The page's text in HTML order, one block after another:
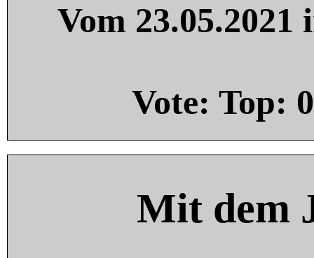
Vom
Vote: Top: 0
Mit dem